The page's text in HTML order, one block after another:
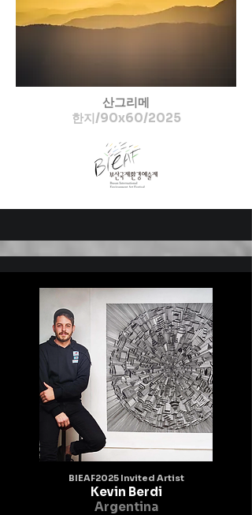
산그리메
한지/90x60/2025
BIEAF2025 Invited Artist
Kevin Berdi
Argentina